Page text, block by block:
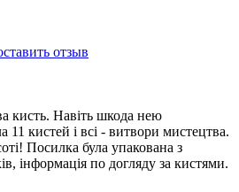
отзыв
кисть. Навіть шкода нею
11 кистей і всі - витвори мистецтва.
Посилка була упакована з
інформація по догляду за кистями.